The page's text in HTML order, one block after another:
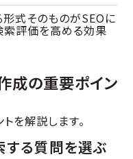
形式そのものがSEOに
索評価を高める効果
成の重要ポイン
を解説します。
る質問を選ぶ